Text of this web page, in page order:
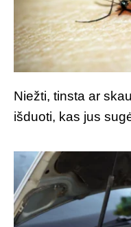
Niežti, tinsta ar
išduoti, kas jus